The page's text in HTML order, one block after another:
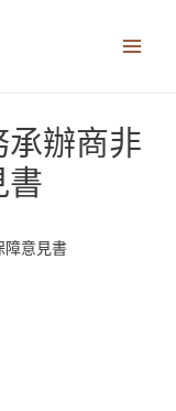
辦商非
書
障意見書